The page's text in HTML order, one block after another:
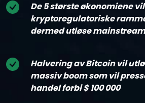
De 5 største økonomiene
kryptoregulatoriske
dermed utløse
Halvering av Bitcoin vil
massiv boom som vil
handel forbi $ 100 000